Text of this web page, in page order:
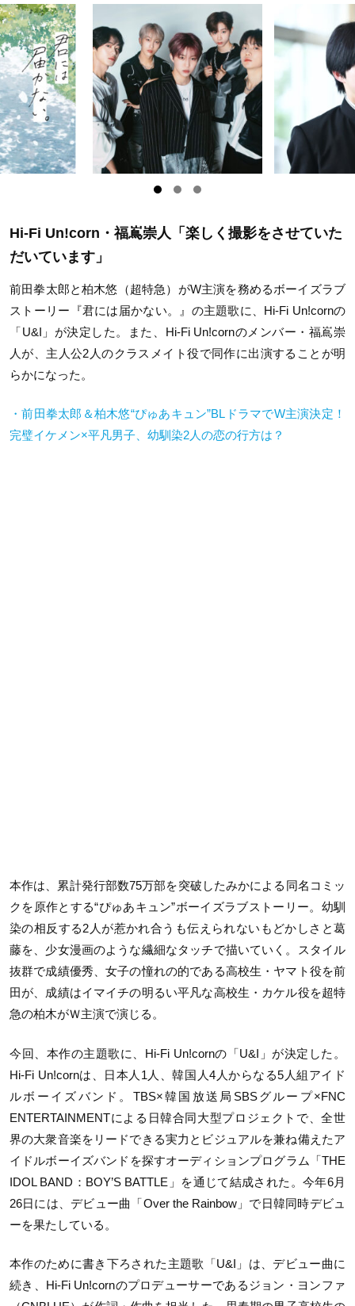
Hi-Fi Un!corn・福嶌崇人「楽しく撮影をさせていた
だいています」
前田拳太郎と柏木悠（超特急）がW主演を務めるボーイズラブ
ストーリー『君には届かない。』の主題歌に、Hi-Fi Un!cornの
「U&I」が決定した。また、Hi-Fi Un!cornのメンバー・福嶌崇
人が、主人公2人のクラスメイト役で同作に出演することが明
らかになった。
・前田拳太郎＆柏木悠“ぴゅあキュン”BLドラマでW主演決定！
完璧イケメン×平凡男子、幼馴染2人の恋の行方は？
本作は、累計発行部数75万部を突破したみかによる同名コミッ
クを原作とする“ぴゅあキュン”ボーイズラブストーリー。幼馴
染の相反する2人が惹かれ合うも伝えられないもどかしさと葛
藤を、少女漫画のような繊細なタッチで描いていく。スタイル
抜群で成績優秀、女子の憧れの的である高校生・ヤマト役を前
田が、成績はイマイチの明るい平凡な高校生・カケル役を超特
急の柏木がＷ主演で演じる。
今回、本作の主題歌に、Hi-Fi Un!cornの「U&I」が決定した。
Hi-Fi Un!cornは、日本人1人、韓国人4人からなる5人組アイド
ルボーイズバンド。TBS×韓国放送局SBSグループ×FNC
ENTERTAINMENTによる日韓合同大型プロジェクトで、全世
界の大衆音楽をリードできる実力とビジュアルを兼ね備えたア
イドルボーイズバンドを探すオーディションプログラム「THE
IDOL BAND：BOY’S BATTLE」を通じて結成された。今年6月
26日には、デビュー曲「Over the Rainbow」で日韓同時デビュ
ーを果たしている。
本作のために書き下ろされた主題歌「U&I」は、デビュー曲に
続き、Hi-Fi Un!cornのプロデューサーであるジョン・ヨンファ